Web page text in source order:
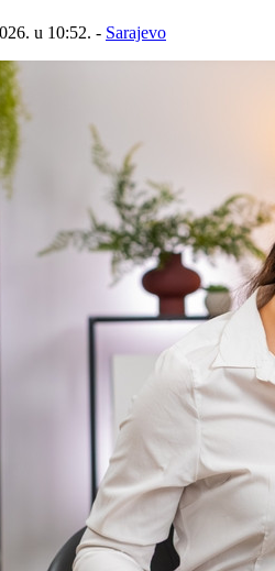
u 10:52. - Sarajevo